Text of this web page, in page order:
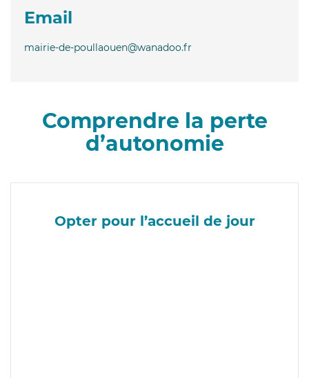
Email
mairie-de-poullaouen@wanadoo.fr
Comprendre la perte
d’autonomie
Opter pour l’accueil de jour